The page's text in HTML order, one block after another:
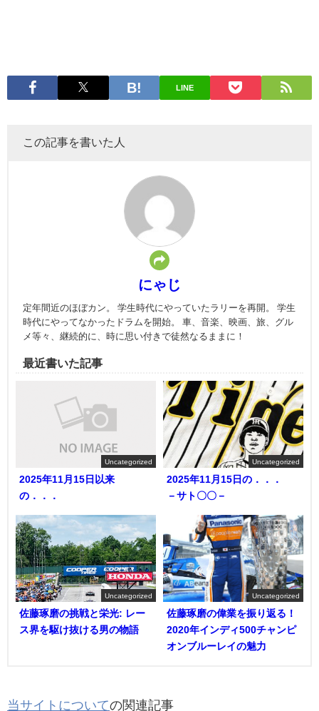
LINE
この記事を書いた人
にゃじ
定年間近のほぼカン。 学生時代にやっていたラリーを再開。 学生
時代にやってなかったドラムを開始。 車、音楽、映画、旅、グル
メ等々、継続的に、時に思い付きで徒然なるままに！
最近書いた記事
Uncategorized
2025年11月15日以来
の．．．
Uncategorized
2025年11月15日の．．．
－サト〇〇－
Uncategorized
佐藤琢磨の挑戦と栄光: レー
ス界を駆け抜ける男の物語
Uncategorized
佐藤琢磨の偉業を振り返る！
2020年インディ500チャンピ
オンブルーレイの魅力
当サイトについての関連記事